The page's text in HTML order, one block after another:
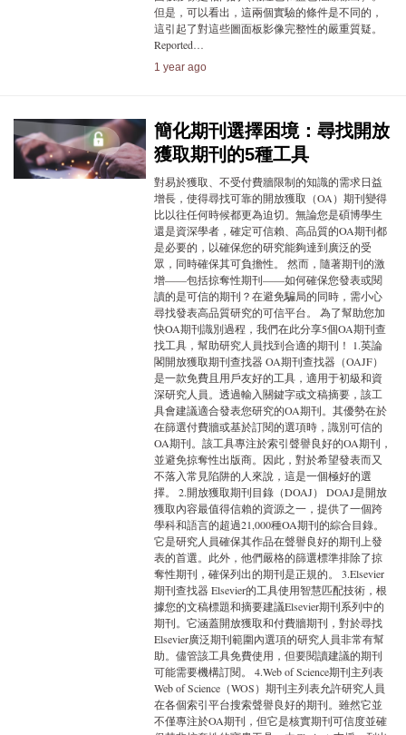
但是，可以看出，這兩個實驗的條件是不同的，
這引起了對這些圖面板影像完整性的嚴重質疑。
Reported…
1 year ago
簡化期刊選擇困境：尋找開放
獲取期刊的5種工具
對易於獲取、不受付費牆限制的知識的需求日益
增長，使得尋找可靠的開放獲取（OA）期刊變得
比以往任何時候都更為迫切。無論您是碩博學生
還是資深學者，確定可信賴、高品質的OA期刊都
是必要的，以確保您的研究能夠達到廣泛的受
眾，同時確保其可負擔性。 然而，隨著期刊的激
增——包括掠奪性期刊——如何確保您發表或閱
讀的是可信的期刊？在避免騙局的同時，需小心
尋找發表高品質研究的可信平台。 為了幫助您加
快OA期刊識別過程，我們在此分享5個OA期刊查
找工具，幫助研究人員找到合適的期刊！ 1.英論
閣開放獲取期刊查找器 OA期刊查找器（OAJF）
是一款免費且用戶友好的工具，適用于初級和資
深研究人員。透過輸入關鍵字或文稿摘要，該工
具會建議適合發表您研究的OA期刊。其優勢在於
在篩選付費牆或基於訂閱的選項時，識別可信的
OA期刊。該工具專注於索引聲譽良好的OA期刊，
並避免掠奪性出版商。因此，對於希望發表而又
不落入常見陷阱的人來說，這是一個極好的選
擇。 2.開放獲取期刊目錄（DOAJ） DOAJ是開放
獲取內容最值得信賴的資源之一，提供了一個跨
學科和語言的超過21,000種OA期刊的綜合目錄。
它是研究人員確保其作品在聲譽良好的期刊上發
表的首選。此外，他們嚴格的篩選標準排除了掠
奪性期刊，確保列出的期刊是正規的。 3.Elsevier
期刊查找器 Elsevier的工具使用智慧匹配技術，根
據您的文稿標題和摘要建議Elsevier期刊系列中的
期刊。它涵蓋開放獲取和付費牆期刊，對於尋找
Elsevier廣泛期刊範圍內選項的研究人員非常有幫
助。儘管該工具免費使用，但要閱讀建議的期刊
可能需要機構訂閱。 4.Web of Science期刊主列表
Web of Science（WOS）期刊主列表允許研究人員
在各個索引平台搜索聲譽良好的期刊。雖然它並
不僅專注於OA期刊，但它是核實期刊可信度並確